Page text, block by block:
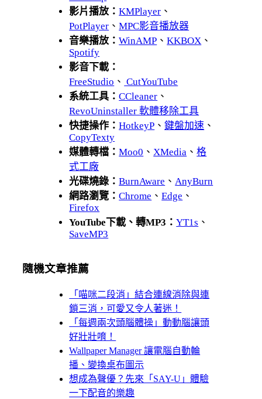
影片播放：KMPlayer 、
PotPlayer 、MPC影音播放器
音樂播放：WinAMP 、KKBOX 、
Spotify
影音下載：
FreeStudio 、 CutYouTube
系統工具：CCleaner 、
RevoUninstaller 軟體移除工具
快捷操作：HotkeyP 、鍵盤加速 、
CopyTexty
媒體轉檔：Moo0 、 XMedia 、格
式工廠
光碟燒錄：BurnAware 、 AnyBurn
網路瀏覽：Chrome 、Edge 、
Firefox
YouTube下載、轉MP3：YT1s 、
SaveMP3
隨機文章推薦
「喵咪二段消」結合連線消除與連
鎖三消，可愛又令人著迷！
「每週兩次頭腦體操」動動腦讓頭
好壯壯唷！
Wallpaper Manager 讓電腦自動輪
播、變換桌布圖示
想成為聲優？先來「SAY-U」體驗
一下配音的樂趣